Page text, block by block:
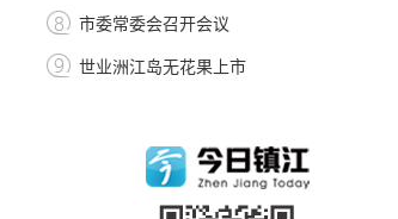
市委常委会召开会议
世业洲江岛无花果上市